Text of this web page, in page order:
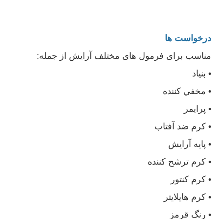
درخواست ها
مناسب برای فرمول های مختلف آرایش از جمله:
• بنیاد
• مخفي کننده
• پرایمر
• کرم ضد آفتاب
• پایه آرایش
• کرم ترشح کننده
• کرم کنتور
• کرم هایلایتر
• رنگ قرمز